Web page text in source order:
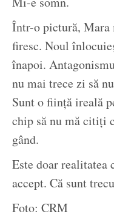
Într-o pictură,
firesc. Noul
înapoi.
nu mai trece zi să
Sunt o ființă ireală
chip să nu mă citiți
gând.
Este doar realitatea
accept. Că sunt
Foto: CRM